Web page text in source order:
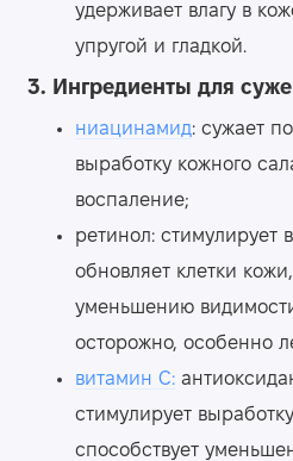
удерживает влагу в
упругой и гладкой.
3. Ингредиенты для
ниацинамид: сужает
выработку кожного
воспаление;
ретинол: стимулирует
обновляет клетки
уменьшению
осторожно, особенно
витамин С:
стимулирует
способствует